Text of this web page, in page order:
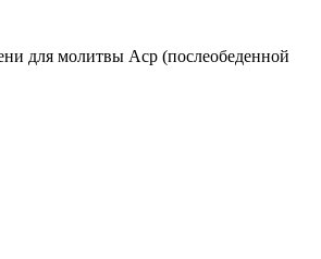
для молитвы Аср (послеобеденной